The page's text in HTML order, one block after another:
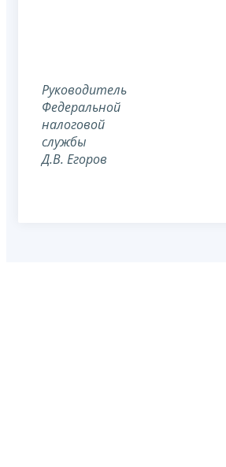
Руководитель
Федеральной
налоговой
службы
Д.В. Егоров